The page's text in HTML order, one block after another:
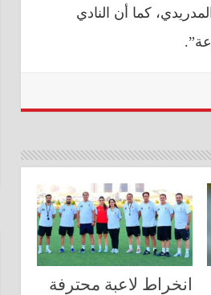
كما أن النادي
انخراط لاعبة محترفة